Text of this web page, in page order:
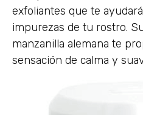
exfoliantes que te
impurezas de tu rostro.
manzanilla alemana te
sensación de calma y